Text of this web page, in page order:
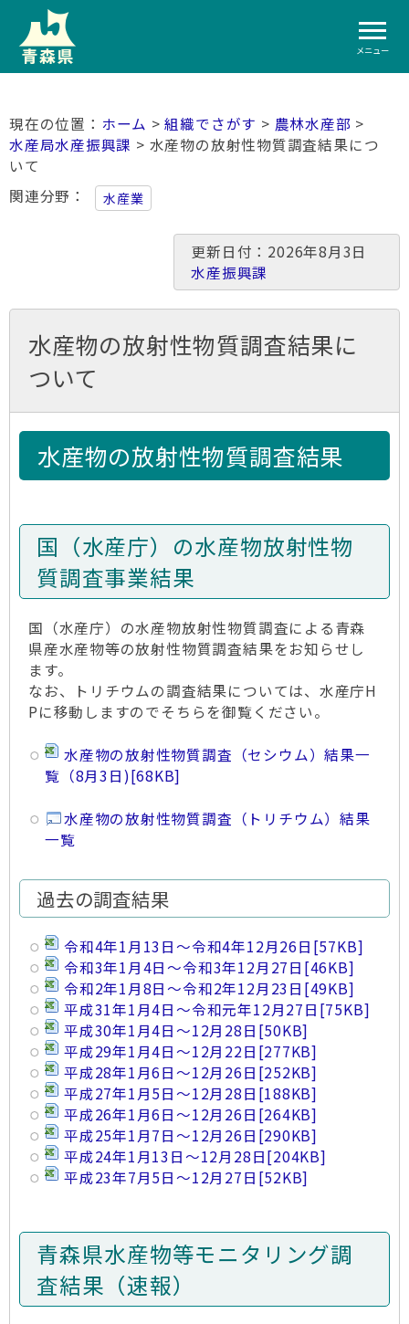
メニュー
ホーム >組織でさがす > 農林水産部 >
水産局水産振興課 > 水産物の放射性物質調査結果につ
いて
関連分野
水産業
更新日付：2026年8月3日
水産振興課
水産物の放射性物質調査結果に
ついて
水産物の放射性物質調査結果
国（水産庁）の水産物放射性物
質調査事業結果
国（水産庁）の水産物放射性物質調査による青森
県産水産物等の放射性物質調査結果をお知らせし
ます。
なお、トリチウムの調査結果については、水産庁H
Pに移動しますのでそちらを御覧ください。
水産物の放射性物質調査（セシウム）結果一
覧（8月3日)[68KB]
水産物の放射性物質調査（トリチウム）結果
一覧
過去の調査結果
令和4年1月13日～令和4年12月26日 [57KB]
令和3年1月4日～令和3年12月27日 [46KB]
令和2年1月8日～令和2年12月23日 [49KB]
平成31年1月4日～令和元年12月27日 [75KB]
平成30年1月4日～12月28日 [50KB]
平成29年1月4日～12月22日 [277KB]
平成28年1月6日～12月26日 [252KB]
平成27年1月5日～12月28日 [188KB]
平成26年1月6日～12月26日 264KB
平成25年1月7日～12月26日 290KB
平成24年1月13日～12月28日 204KB
平成23年7月5日～12月27日 52KB
青森県水産物等モニタリング調
査結果（速報）